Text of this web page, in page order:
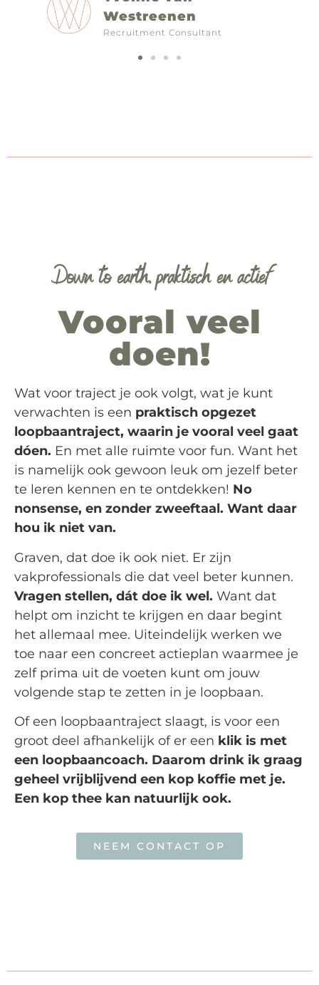
Westreenen
Recruitment Consultant
Down to earth, praktisch en actief
Vooral veel
doen!
Wat voor traject je ook volgt, wat je kunt
verwachten is een praktisch opgezet
loopbaantraject, waarin je vooral veel gaat
dóen. En met alle ruimte voor fun. Want het
is namelijk ook gewoon leuk om jezelf beter
te leren kennen en te ontdekken! No
nonsense, en zonder zweeftaal. Want daar
hou ik niet van.
Graven, dat doe ik ook niet. Er zijn
vakprofessionals die dat veel beter kunnen.
Vragen stellen, dát doe ik wel. Want dat
helpt om inzicht te krijgen en daar begint
het allemaal mee. Uiteindelijk werken we
toe naar een concreet actieplan waarmee je
zelf prima uit de voeten kunt om jouw
volgende stap te zetten in je loopbaan.
Of een loopbaantraject slaagt, is voor een
groot deel afhankelijk of er een klik is met
een loopbaancoach. Daarom drink ik graag
geheel vrijblijvend een kop koffie met je.
Een kop thee kan natuurlijk ook.
NEEM CONTACT OP